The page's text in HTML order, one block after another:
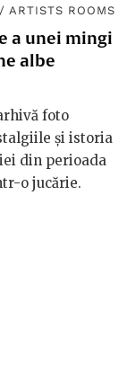
/ ARTISTS ROOMS
a unei mingi
albe
foto
și istoria
din perioada
o jucărie.